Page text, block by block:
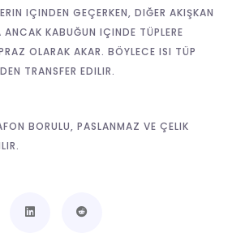
IÇINDEN GEÇERKEN, DIĞER AKIŞKAN
ANCAK KABUĞUN IÇINDE TÜPLERE
OLARAK AKAR. BÖYLECE ISI TÜP
TRANSFER EDILIR.
BORULU, PASLANMAZ VE ÇELIK